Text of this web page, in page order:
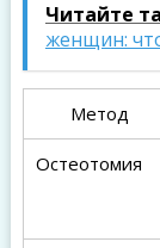
Читайте
женщин:
Метод
Остеотомия